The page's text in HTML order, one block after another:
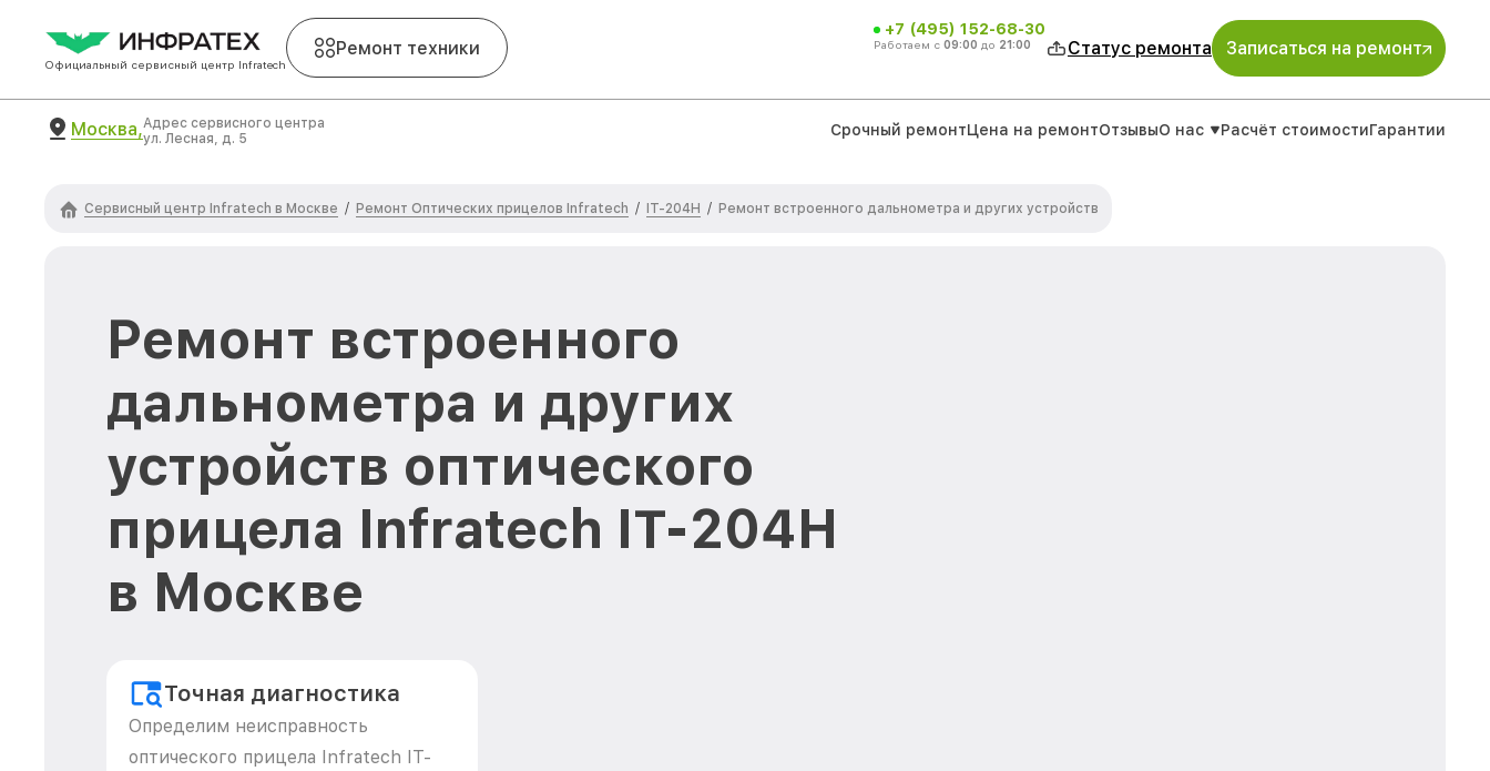
Официальный сервисный центр Infratech
Ремонт техники
+7 (495) 152-68-30
Работаем с 09:00 до 21:00 Статус ремонта Записаться на ремонт
Москва,Адрес сервисного центра
ул. Лесная, д. 5
Срочный ремонтЦена на ремонтОтзывыО нас Расчёт стоимостиГарантии
Сервисный центр Infratech в Москве / Ремонт Оптических прицелов Infratech / IT-204H / Ремонт встроенного дальнометра и других устройств
Ремонт встроенного
дальнометра и других
устройств оптического
прицела Infratech IT-204H
в Москве
Точная диагностика
Определим неисправность
оптического прицела Infratech IT-